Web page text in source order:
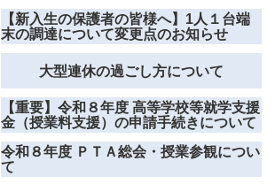
【新入生の保護者の皆様へ】1人１台端
末の調達について変更点のお知らせ
大型連休の過ごし方について
【重要】令和８年度 高等学校等就学支援
金（授業料支援）の申請手続きについて
令和８年度 ＰＴＡ総会・授業参観につい
て